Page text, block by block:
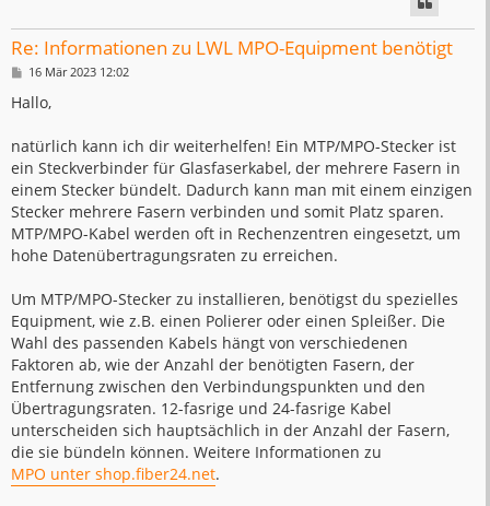
Re: Informationen zu LWL MPO-Equipment benötigt
B
i
t
a
g
16 Mär 2023 12:02
Hallo,
natürlich kann ich dir weiterhelfen! Ein MTP/MPO-Stecker ist
ein Steckverbinder für Glasfaserkabel, der mehrere Fasern in
einem Stecker bündelt. Dadurch kann man mit einem einzigen
Stecker mehrere Fasern verbinden und somit Platz sparen.
MTP/MPO-Kabel werden oft in Rechenzentren eingesetzt, um
hohe Datenübertragungsraten zu erreichen.
Um MTP/MPO-Stecker zu installieren, benötigst du spezielles
Equipment, wie z.B. einen Polierer oder einen Spleißer. Die
Wahl des passenden Kabels hängt von verschiedenen
Faktoren ab, wie der Anzahl der benötigten Fasern, der
Entfernung zwischen den Verbindungspunkten und den
Übertragungsraten. 12-fasrige und 24-fasrige Kabel
unterscheiden sich hauptsächlich in der Anzahl der Fasern,
die sie bündeln können. Weitere Informationen zu
MPO unter shop.fiber24.net.